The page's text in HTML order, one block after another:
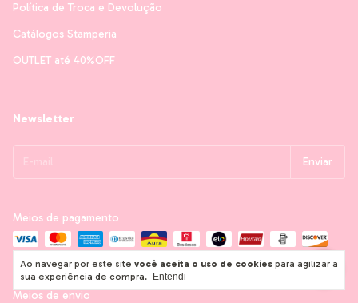
Ao navegar por este site você aceita o uso de cookies para agilizar a
sua experiência de compra.
Entendi
Política de Troca e Devolução
Catálogos Stamperia
OUTLET até 40%OFF
Newsletter
Meios de pagamento
Meios de envio